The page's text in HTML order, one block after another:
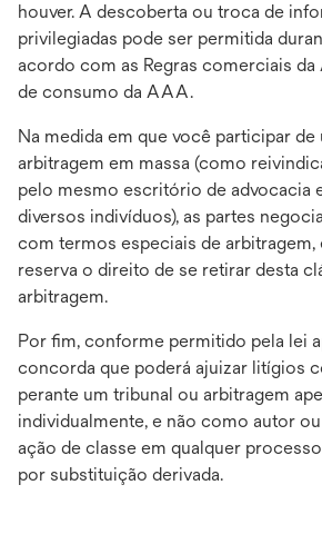
houver. A descoberta ou troca de
privilegiadas pode ser permitida
acordo com as Regras comerciais da
de consumo da AAA.
Na medida em que você participar de
arbitragem em massa (como
pelo mesmo escritório de advocacia
diversos indivíduos), as partes
com termos especiais de arbitragem,
reserva o direito de se retirar desta
arbitragem.
Por fim, conforme permitido pela lei
concorda que poderá ajuizar litígios
perante um tribunal ou arbitragem
individualmente, e não como autor
ação de classe em qualquer
por substituição derivada.